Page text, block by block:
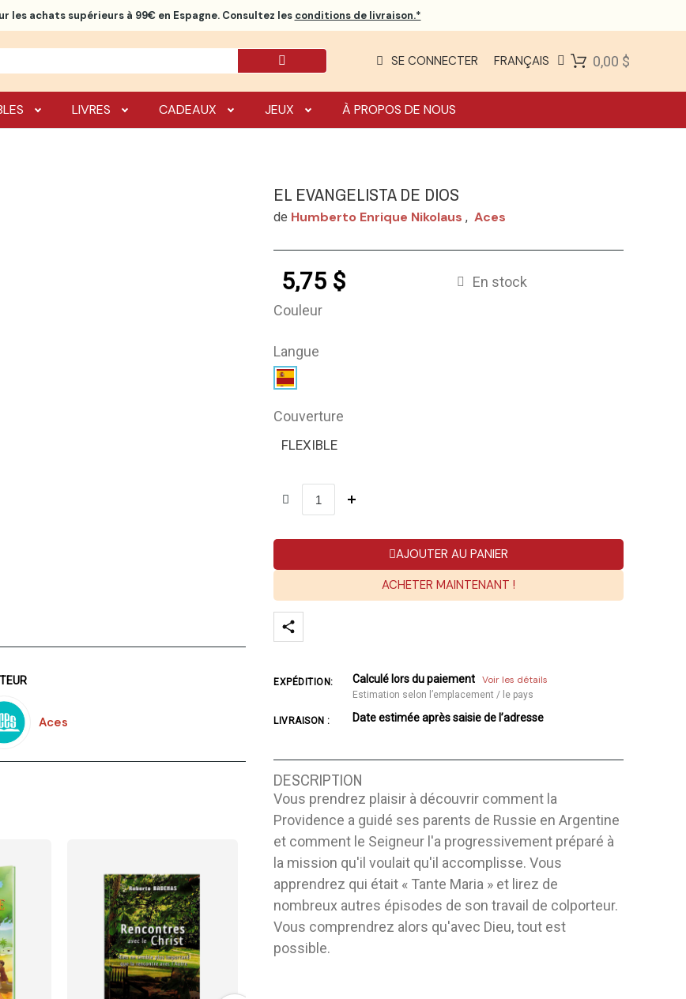
les achats supérieurs à 99€ en Espagne. Consultez les conditions de livraison.*
SE CONNECTER FRANÇAIS 0,00 $
LIVRES CADEAUX JEUX À PROPOS DE NOUS
Aces
EL EVANGELISTA DE DIOS
de Humberto Enrique Nikolaus , Aces
5,75 $
En stock
Couleur
Langue
Couverture
FLEXIBLE
AJOUTER AU PANIER
ACHETER MAINTENANT !
EXPÉDITION: Calculé lors du paiement Voir les détails
Estimation selon l’emplacement / le pays
LIVRAISON : Date estimée après saisie de l’adresse
DESCRIPTION
Vous prendrez plaisir à découvrir comment la
Providence a guidé ses parents de Russie en Argentine
et comment le Seigneur l'a progressivement préparé à
la mission qu'il voulait qu'il accomplisse. Vous
apprendrez qui était « Tante Maria » et lirez de
nombreux autres épisodes de son travail de colporteur.
Vous comprendrez alors qu'avec Dieu, tout est
possible.